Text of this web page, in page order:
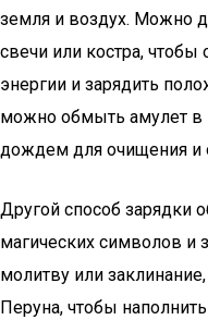
земля и воздух. Можно
свечи или костра, чтобы
энергии и зарядить
можно обмыть амулет в
дождем для очищения и
Другой способ зарядки
магических символов и
молитву или
Перуна, чтобы